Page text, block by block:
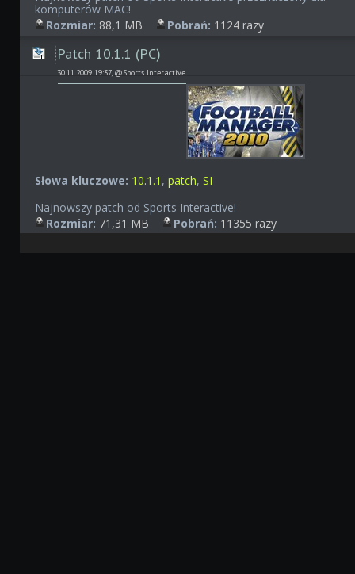
komputerów MAC!
Rozmiar: 88,1 MB Pobrań: 1124 razy
Patch 10.1.1 (PC)
30.11.2009 19:37, @Sports Interactive
Słowa kluczowe: 10.1.1 ,patch,SI
Najnowszy patch od Sports Interactive!
Rozmiar: 71,31 MB Pobrań: 11355 razy